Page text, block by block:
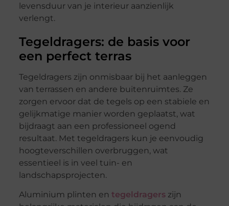
levensduur van je interieur aanzienlijk
verlengt.
Tegeldragers: de basis voor
een perfect terras
Tegeldragers zijn onmisbaar bij het aanleggen
van terrassen en andere buitenruimtes. Ze
zorgen ervoor dat de tegels op een stabiele en
gelijkmatige manier worden geplaatst, wat
bijdraagt aan een professioneel ogend
resultaat. Met tegeldragers kun je eenvoudig
hoogteverschillen overbruggen, wat
essentieel is in veel tuin- en
landschapsprojecten.
Aluminium plinten en tegeldragerszijn